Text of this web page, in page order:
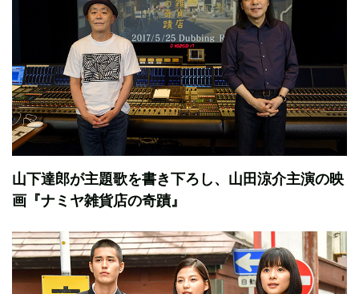
山下達郎が主題歌を書き下ろし、山田涼介主演の映
画『ナミヤ雑貨店の奇蹟』